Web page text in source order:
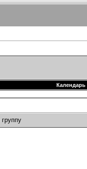
Календарь